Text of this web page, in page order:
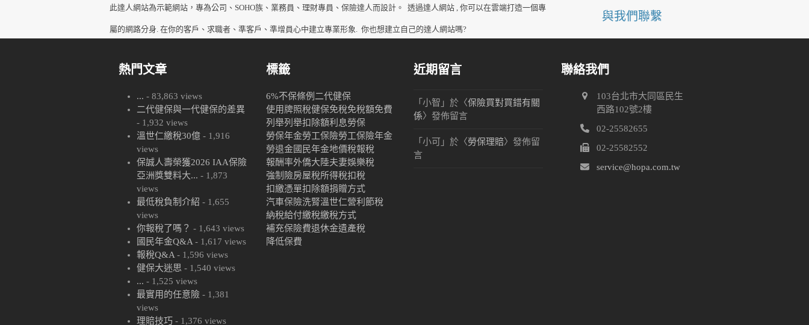
post:
此達人網站為示範網站，專為公司、SOHO族、業務員、理財專員、保險達人而設計。 透過達人網站 , 你可以在雲端打造一個專
屬的網路分身. 在你的客戶、求職者、準客戶、準增員心中建立專業形象. 你也想建立自己的達人網站嗎?
與我們聯繫
熱門文章
... - 83,863 views
二代健保與一代健保的差異
- 1,932 views
溫世仁繳稅30億 - 1,916
views
保誠人壽榮獲2026 IAA保險
亞洲獎雙料大... - 1,873
views
最低稅負制介紹 - 1,655
views
你報稅了嗎？ - 1,643 views
國民年金Q&A - 1,617 views
報稅Q&A - 1,596 views
健保大迷思 - 1,540 views
... - 1,525 views
最實用的任意險 - 1,381
views
理賠技巧 - 1,376 views
標籤
6%不保條例 二代健保
使用牌照稅健保免稅免稅額免費
列舉列舉扣除額利息勞保
勞保年金勞工保險勞工保險年金
勞退金國民年金地價稅報稅
報酬率外僑大陸夫妻娛樂稅
強制險房屋稅所得稅扣稅
扣繳憑單扣除額捐贈方式
汽車保險洗腎溫世仁營利 節稅
納稅給付繳稅繳稅方式
補充保險費退休金遺產稅
降低保費
近期留言
「 小智 」於〈保險買對買錯有關
係〉發佈留言
「 小可 」於〈勞保理賠〉發佈留
言
聯絡我們
103台北市大同區民生
西路102號2樓
02-25582655
02-25582552
service@hopa.com.tw